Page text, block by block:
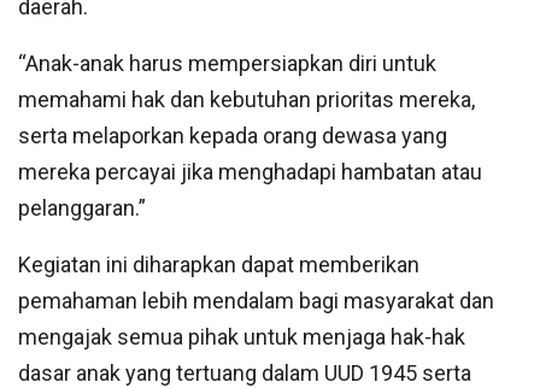
daerah.
“Anak-anak harus mempersiapkan diri untuk
memahami hak dan kebutuhan prioritas mereka,
serta melaporkan kepada orang dewasa yang
mereka percayai jika menghadapi hambatan atau
pelanggaran.”
Kegiatan ini diharapkan dapat memberikan
pemahaman lebih mendalam bagi masyarakat dan
mengajak semua pihak untuk menjaga hak-hak
dasar anak yang tertuang dalam UUD 1945 serta